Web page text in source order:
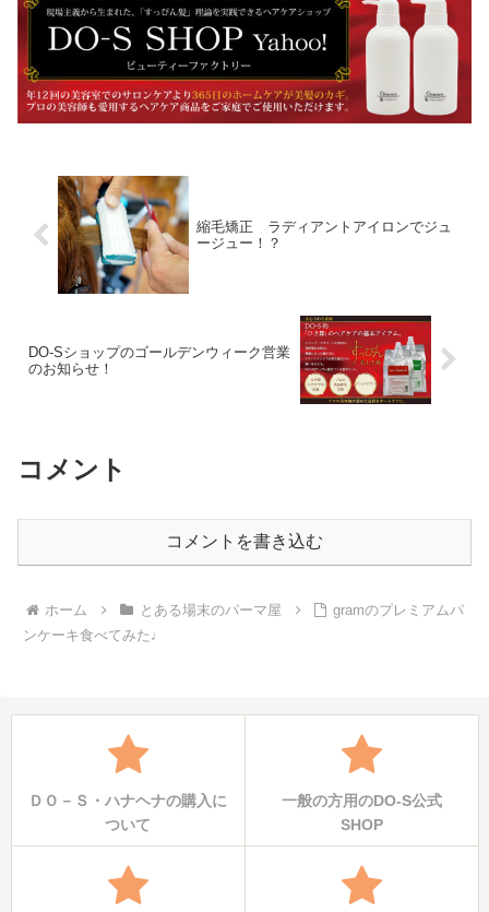
縮毛矯正 ラディアントアイロンでジュ
ージュー！？
DO-Sショップのゴールデンウィーク営業
のお知らせ！
コメント
コメントを書き込む
ホーム とある場末のパーマ屋
gramのプレミアムパ
ンケーキ食べてみた♩
ＤＯ－Ｓ・ハナヘナの購入に
ついて
一般の方用のDO-S公式
SHOP